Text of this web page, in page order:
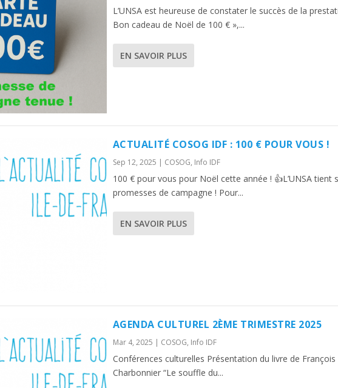
L’UNSA est heureuse de constater le succès de la
Bon cadeau de Noël de 100 € »,...
EN SAVOIR PLUS
ACTUALITÉ COSOG IDF : 100 € POUR VOUS !
Sep 12, 2025 | COSOG, Info IDF
100 € pour vous pour Noël cette année ! 👍L’UNSA tient
promesses de campagne ! Pour...
EN SAVOIR PLUS
AGENDA CULTUREL 2ÈME TRIMESTRE 2025
Mar 4, 2025 COSOG, Info IDF
Conférences culturelles Présentation du livre de François
Charbonnier “Le souffle du...